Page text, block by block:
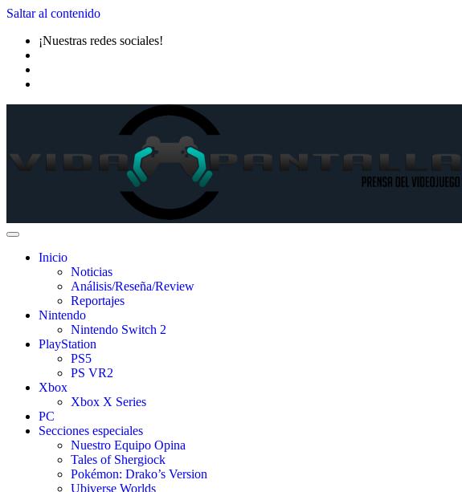
Saltar al contenido
¡Nuestras redes sociales!
Inicio
Noticias
Análisis/Reseña/Review
Reportajes
Nintendo
Nintendo Switch 2
PlayStation
PS5
PS VR2
Xbox
Xbox X Series
PC
Secciones especiales
Nuestro Equipo Opina
Tales of Shergiock
Pokémon: Drako’s Version
Ubiverse Worlds